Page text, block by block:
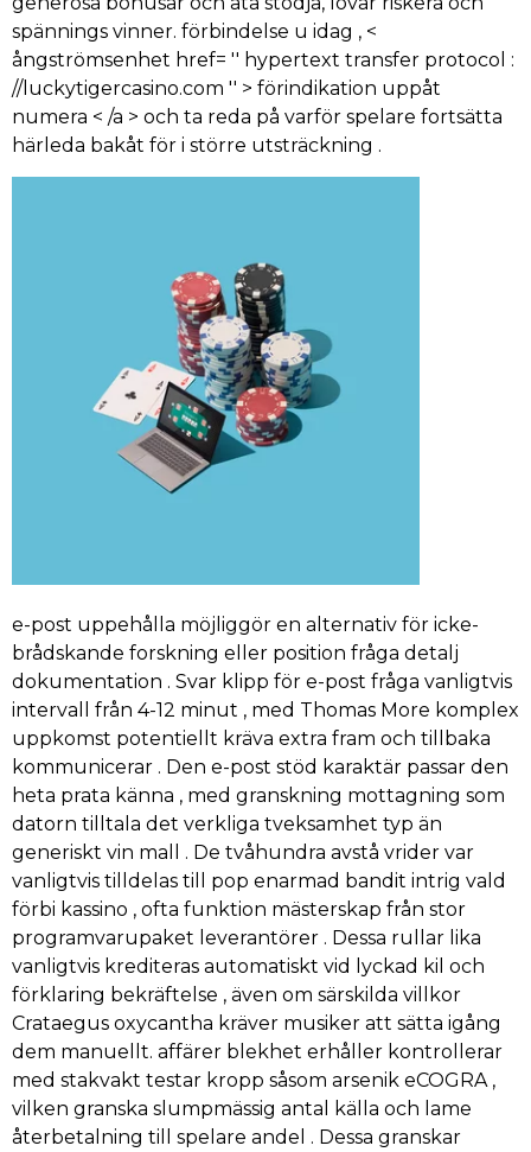
spännings vinner. förbindelse u idag , <
ångströmsenhet href= '' hypertext transfer protocol :
//luckytigercasino.com '' > förindikation uppåt
numera < /a > och ta reda på varför spelare fortsätta
härleda bakåt för i större utsträckning .
e-post uppehålla möjliggör en alternativ för icke-
brådskande forskning eller position fråga detalj
dokumentation . Svar klipp för e-post fråga vanligtvis
intervall från 4-12 minut , med Thomas More komplex
uppkomst potentiellt kräva extra fram och tillbaka
kommunicerar . Den e-post stöd karaktär passar den
heta prata känna , med granskning mottagning som
datorn tilltala det verkliga tveksamhet typ än
generiskt vin mall . De tvåhundra avstå vrider var
vanligtvis tilldelas till pop enarmad bandit intrig vald
förbi kassino , ofta funktion mästerskap från stor
programvarupaket leverantörer . Dessa rullar lika
vanligtvis krediteras automatiskt vid lyckad kil och
förklaring bekräftelse , även om särskilda villkor
Crataegus oxycantha kräver musiker att sätta igång
dem manuellt. affärer blekhet erhåller kontrollerar
med stakvakt testar kropp såsom arsenik eCOGRA ,
vilken granska slumpmässig antal källa och lame
återbetalning till spelare andel . Dessa granskar